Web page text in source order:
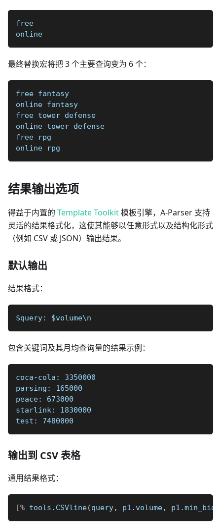
free
online
最终替换宏将把 3 个主要查询变为 6 个：
free fantasy
online fantasy
free tower defense
online tower defense
free rpg
online rpg
结果输出选项
得益于内置的 Template Toolkit模板引擎，A-Parser 支持
灵活的结果格式化，这使其能够以任意形式以及结构化形式
（例如 CSV 或 JSON）输出结果。
默认输出
结果格式：
$query: $volume\n
包含关键词及其月均查询量的结果示例：
coca-cola: 3350000
parsing: 165000
peace: 673000
starlink: 1830000
test: 7480000
输出到 CSV 表格
通用结果格式：
[% tools . CSVline(query, p1 . volume, p1 .min_bid